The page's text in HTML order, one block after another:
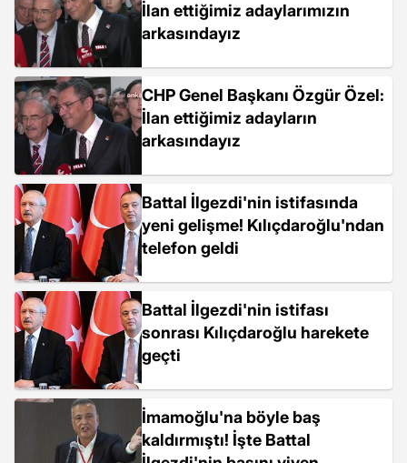
İlan ettiğimiz adaylarımızın
arkasındayız
CHP Genel Başkanı Özgür Özel:
İlan ettiğimiz adayların
arkasındayız
Battal İlgezdi'nin istifasında
yeni gelişme! Kılıçdaroğlu'ndan
telefon geldi
Battal İlgezdi'nin istifası
sonrası Kılıçdaroğlu harekete
geçti
İmamoğlu'na böyle baş
kaldırmıştı! İşte Battal